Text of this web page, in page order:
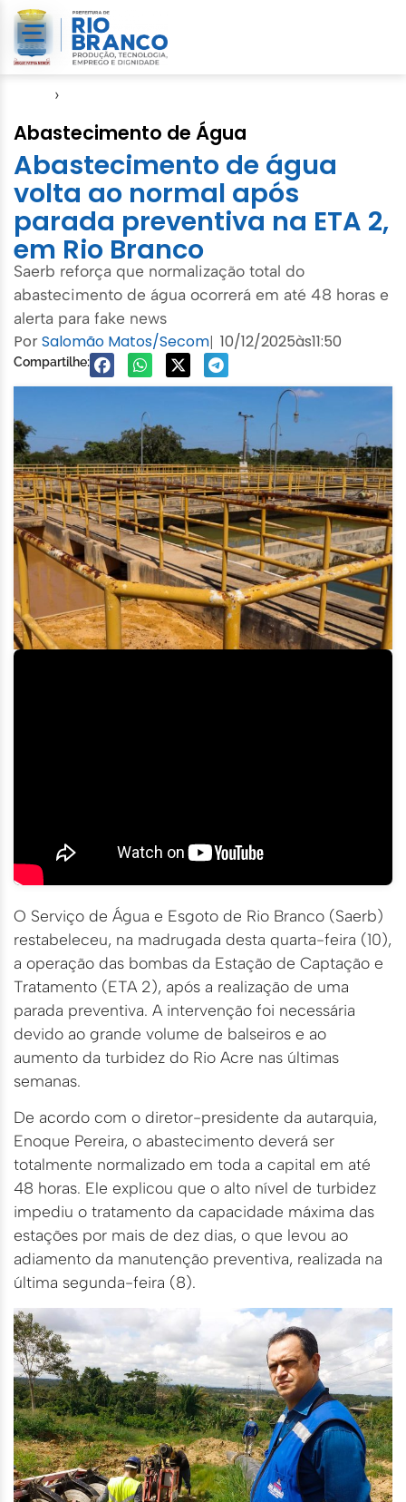
›
Abastecimento de Água
Abastecimento de água
volta ao normal após
parada preventiva na ETA 2,
em Rio Branco
Saerb reforça que normalização total do
abastecimento de água ocorrerá em até 48 horas e
alerta para fake news
PorSalomão Matos/Secom| 10/12/2025às11:50
Compartilhe:
O Serviço de Água e Esgoto de Rio Branco (Saerb)
restabeleceu, na madrugada desta quarta-feira (10),
a operação das bombas da Estação de Captação e
Tratamento (ETA 2), após a realização de uma
parada preventiva. A intervenção foi necessária
devido ao grande volume de balseiros e ao
aumento da turbidez do Rio Acre nas últimas
semanas.
De acordo com o diretor-presidente da autarquia,
Enoque Pereira, o abastecimento deverá ser
totalmente normalizado em toda a capital em até
48 horas. Ele explicou que o alto nível de turbidez
impediu o tratamento da capacidade máxima das
estações por mais de dez dias, o que levou ao
adiamento da manutenção preventiva, realizada na
última segunda-feira (8).